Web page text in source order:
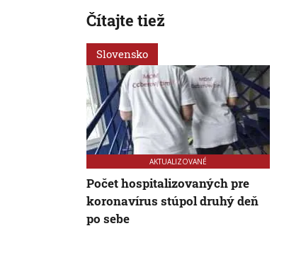
Čítajte tiež
Slovensko
AKTUALIZOVANÉ
Počet hospitalizovaných pre
koronavírus stúpol druhý deň
po sebe